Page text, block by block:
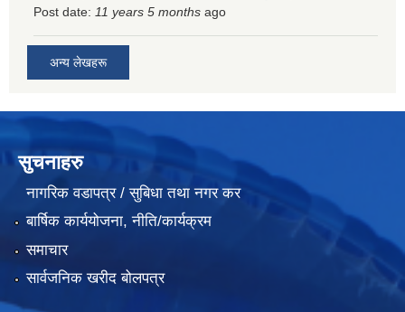
Post date: 11 years 5 months ago
अन्य लेखहरू
सुचनाहरु
नागरिक वडापत्र / सुबिधा तथा नगर कर
बार्षिक कार्ययोजना, नीति/कार्यक्रम
समाचार
सार्वजनिक खरीद बोलपत्र